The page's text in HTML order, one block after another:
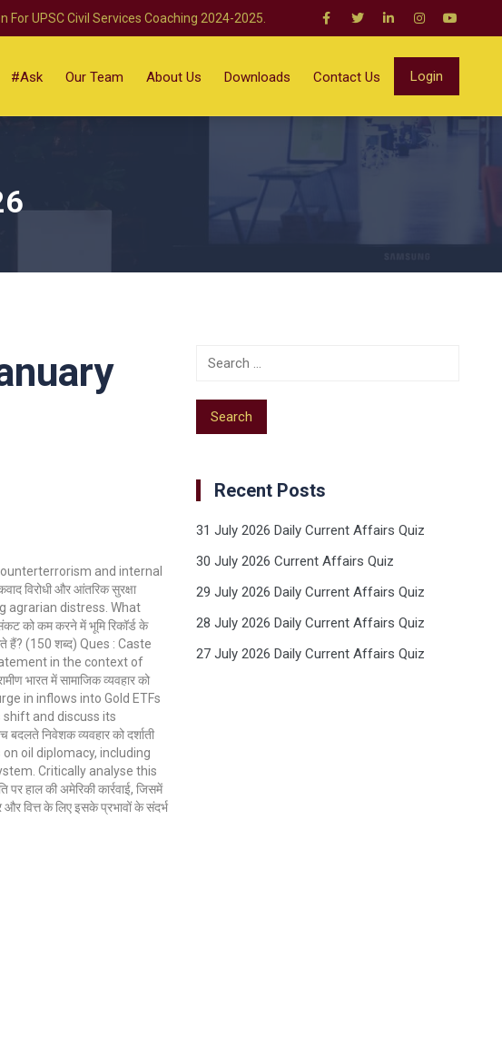
For UPSC Civil Services Coaching 2024-2025.
#Ask Our Team About Us Downloads Contact Us Login
and internal
विरोधी और आंतरिक सुरक्षा
agrarian distress. What
कम करने में भूमि रिकॉर्ड के
हैं? (150 शब्द) Ques : Caste
in the context of
भारत में सामाजिक व्यवहार को
surge in inflows into Gold ETFs
and discuss its
निवेशक व्यवहार को दर्शाती
on oil diplomacy, including
Critically analyse this
की अमेरिकी कार्रवाई, जिसमें
वित्त के लिए इसके प्रभावों के संदर्भ
Recent Posts
31 July 2026 Daily Current Affairs Quiz
30 July 2026 Current Affairs Quiz
29 July 2026 Daily Current Affairs Quiz
28 July 2026 Daily Current Affairs Quiz
27 July 2026 Daily Current Affairs Quiz